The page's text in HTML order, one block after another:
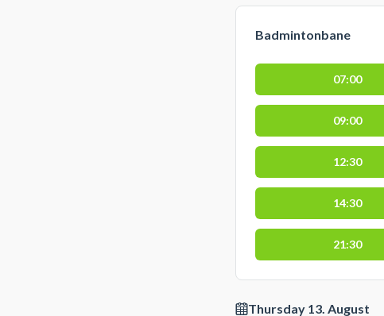
Badmintonbane
07:00
09:00
12:30
14:30
21:30
Thursday 13. August